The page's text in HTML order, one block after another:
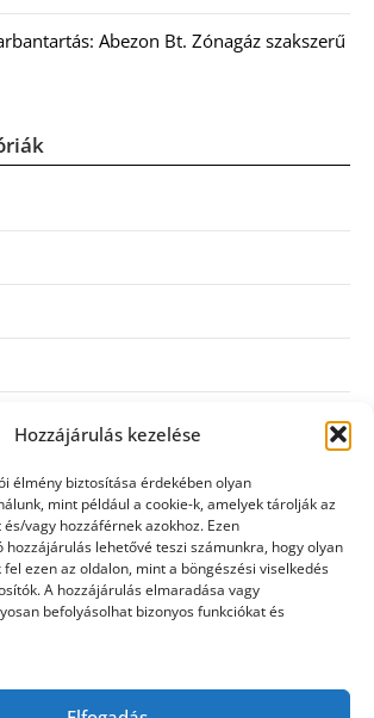
Hozzájárulás kezelése
élmény biztosítása érdekében olyan
mint például a cookie-k, amelyek tárolják az
vagy hozzáférnek azokhoz. Ezen
hozzájárulás lehetővé teszi számunkra, hogy olyan
ezen az oldalon, mint a böngészési viselkedés
A hozzájárulás elmaradása vagy
befolyásolhat bizonyos funkciókat és
Abezon Bt. Zónagáz szakszerű